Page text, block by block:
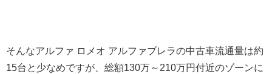
そんなアルファ ロメオ アルファブレラの中古車流通量は約
15台と少なめですが、総額130万～210万円付近のゾーンに